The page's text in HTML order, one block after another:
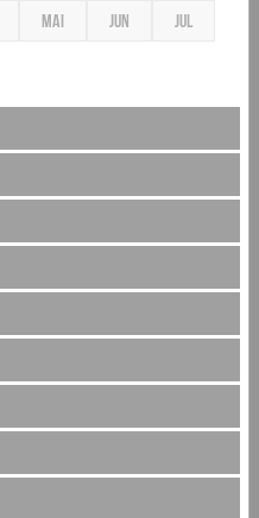
MAI JUN JUL